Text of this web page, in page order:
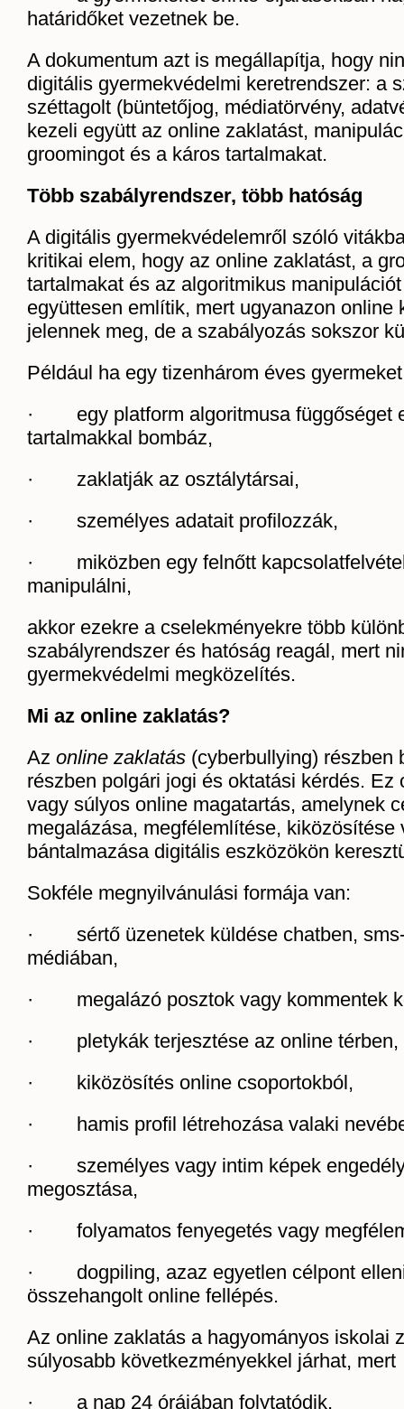
határidőket vezetnek be.
A dokumentum azt is megállapítja, hogy
digitális gyermekvédelmi keretrendszer: a
széttagolt (büntetőjog, médiatörvény,
kezeli együtt az online zaklatást,
groomingot és a káros tartalmakat.
Több szabályrendszer, több hatóság
A digitális gyermekvédelemről szóló
kritikai elem, hogy az online zaklatást, a
tartalmakat és az algoritmikus
együttesen említik, mert ugyanazon online
jelennek meg, de a szabályozás sokszor
Például ha egy tizenhárom éves
· egy platform algoritmusa függőséget
tartalmakkal bombáz,
· zaklatják az osztálytársai,
· személyes adatait profilozzák,
· miközben egy felnőtt
manipulálni,
akkor ezekre a cselekményekre több
szabályrendszer és hatóság reagál, mert
gyermekvédelmi megközelítés.
Mi az online zaklatás?
Az online zaklatás (cyberbullying) részben
részben polgári jogi és oktatási kérdés. Ez
vagy súlyos online magatartás, amelynek
megalázása, megfélemlítése, kiközösítése
bántalmazása digitális eszközökön
Sokféle megnyilvánulási formája van:
· sértő üzenetek küldése chatben,
médiában,
· megalázó posztok vagy kommentek
· pletykák terjesztése az online térben,
· kiközösítés online csoportokból,
· hamis profil létrehozása valaki
· személyes vagy intim képek
megosztása,
· folyamatos fenyegetés vagy
· dogpiling, azaz egyetlen célpont
összehangolt online fellépés.
Az online zaklatás a hagyományos iskolai
súlyosabb következményekkel járhat, mert
· a nap 24 órájában folytatódik,